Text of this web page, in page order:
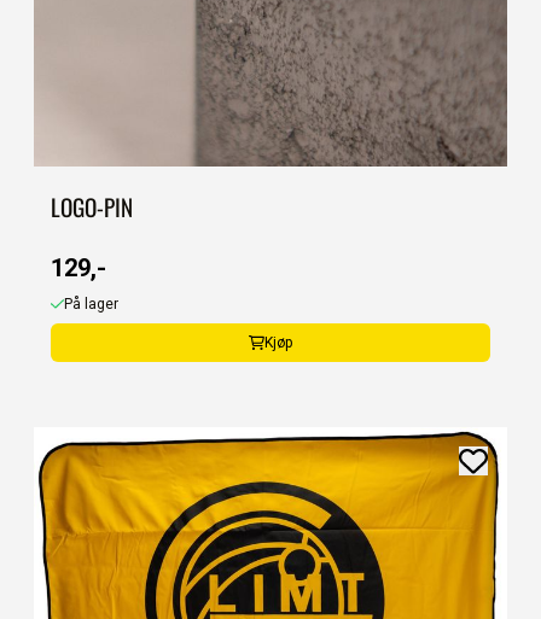
LOGO-PIN
129,-
På lager
Kjøp